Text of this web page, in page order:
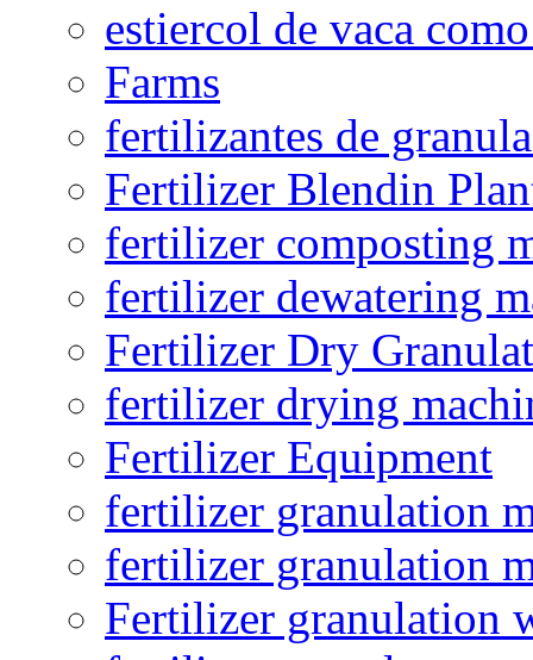
estiercol de vaca
Farms
fertilizantes de
Fertilizer Blendin
fertilizer composting
fertilizer dewatering
Fertilizer Dry
fertilizer drying
Fertilizer Equipment
fertilizer granulation
fertilizer granulation
Fertilizer granulation